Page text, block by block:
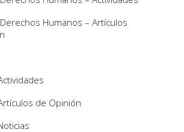
Humanos – Artículos
de Opinión